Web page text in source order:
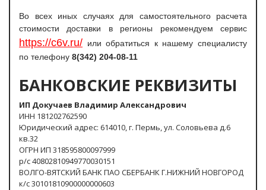
Во всех иных случаях для самостоятельного расчета
стоимости доставки в регионы рекомендуем сервис
https://c6v.ru/ или обратиться к нашему специалисту
по телефону 8(342) 204-08-11
БАНКОВСКИЕ РЕКВИЗИТЫ
ИП Докучаев Владимир Александрович
ИНН 181202762590
Юридический адрес: 614010, г. Пермь, ул. Соловьева д.6
кв.32
ОГРН ИП 318595800097999
р/с 40802810949770030151
ВОЛГО-ВЯТСКИЙ БАНК ПАО СБЕРБАНК Г.НИЖНИЙ НОВГОРОД
к/с 30101810900000000603